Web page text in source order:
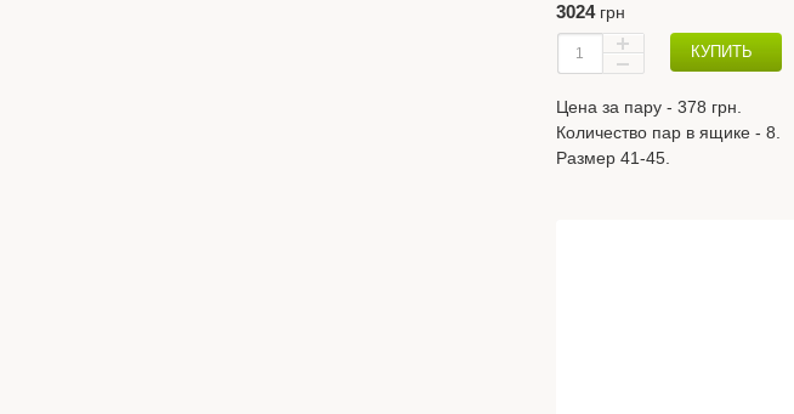
3024 грн
КУПИТЬ
Цена за пару - 378 грн.
Количество пар в ящике - 8.
Размер 41-45.